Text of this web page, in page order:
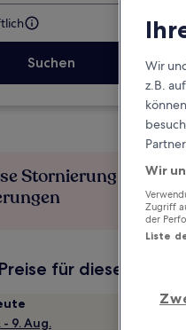
Suchen
Stornierung bei
für diese Daten
- 9. Aug.
Wir
z.B.
Wir
Zugriff
der
Liste